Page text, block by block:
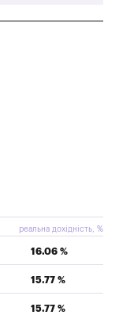
реальна дохідність, %
16.06 %
15.77 %
15.77 %